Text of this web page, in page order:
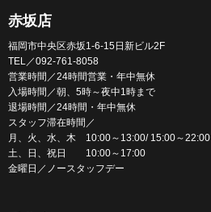
赤坂店
福岡市中央区赤坂1-6-15日新ビル2F
TEL／092-761-8058
営業時間／24時間営業・年中無休
入場時間／朝、5時～夜中1時まで
退場時間／24時間・年中無休
スタッフ滞在時間／
月、火、水、木 10:00～13:00/ 15:00～22:00
土、日、祝日 10:00～17:00
金曜日／ノースタッフデー